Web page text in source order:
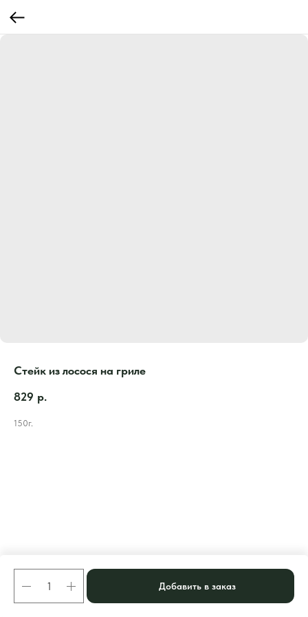
Стейк из лосося на гриле
829 р.
Добавить в заказ
150г.